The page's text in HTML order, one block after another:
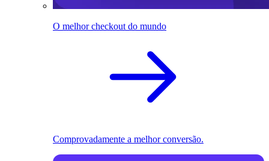
O melhor checkout do mundo
Comprovadamente a melhor conversão.